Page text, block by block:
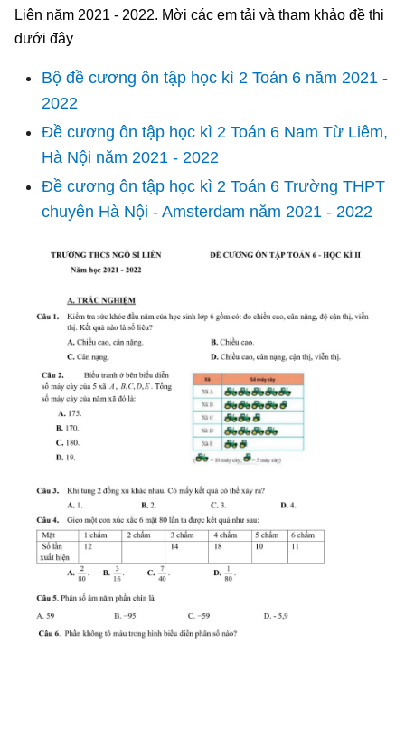
Liên năm 2021 - 2022. Mời các em tải và tham khảo đề thi
dưới đây
Bộ đề cương ôn tập học kì 2 Toán 6 năm 2021 -
2022
Đề cương ôn tập học kì 2 Toán 6 Nam Từ Liêm,
Hà Nội năm 2021 - 2022
Đề cương ôn tập học kì 2 Toán 6 Trường THPT
chuyên Hà Nội - Amsterdam năm 2021 - 2022